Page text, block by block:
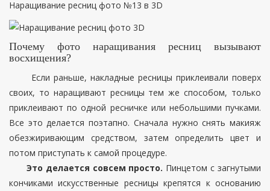
Наращивание ресниц фото №13 в 3D
Почему фото наращивания ресниц вызывают
восхищения?
Если раньше, накладные ресницы приклеивали поверх
своих, то наращивают ресницы тем же способом, только
приклеивают по одной ресничке или небольшими пучками.
Все это делается поэтапно. Сначала нужно снять макияж
обезжиривающим средством, затем определить цвет и
потом приступать к самой процедуре.
Это делается совсем просто. Пинцетом с загнутыми
кончиками искусственные ресницы крепятся к основанию